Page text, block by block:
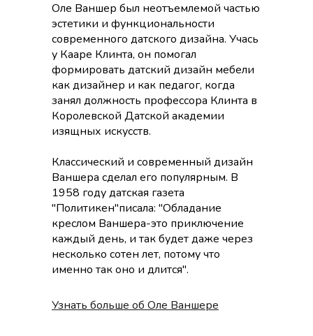
Оле Ваншер был неотъемлемой частью
эстетики и функциональности
современного датского дизайна. Учась
у Кааре Клинта, он помогал
формировать датский дизайн мебели
как дизайнер и как педагог, когда
занял должность профессора Клинта в
Королевской Датской академии
изящных искусств.
Классический и современный дизайн
Ваншера сделал его популярным. В
1958 году датская газета
"Политикен"писала: "Обладание
креслом Ваншера-это приключение
каждый день, и так будет даже через
несколько сотен лет, потому что
именно так оно и длится".
Узнать больше об Оле Ваншере